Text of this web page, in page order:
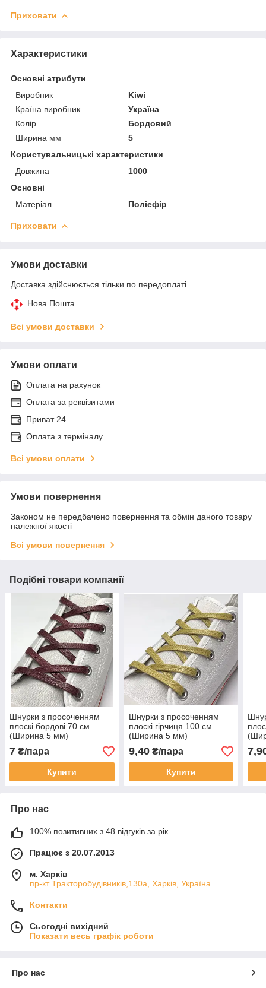
Приховати
Характеристики
Основні атрибути
Виробник
Kiwi
Країна виробник
Україна
Колір
Бордовий
Ширина мм
5
Користувальницькі характеристики
Довжина
1000
Основні
Матеріал
Поліефір
Приховати
Умови доставки
Доставка здійснюється тільки по передоплаті.
Нова Пошта
Всі умови доставки
Умови оплати
Оплата на рахунок
Оплата за реквізитами
Приват 24
Оплата з терміналу
Всі умови оплати
Умови повернення
Законом не передбачено повернення та обмін даного товару
належної якості
Всі умови повернення
Подібні товари компанії
Шнурки з просоченням
плоскі бордові 70 см
(Ширина 5 мм)
7 ₴/пара
Купити
Шнурки з просоченням
плоскі гірчиця 100 см
(Ширина 5 мм)
9,40₴/пара
Купити
Про нас
100% позитивних з 48 відгуків за рік
Працює з 20.07.2013
м. Харків
пр-кт Тракторобудівників,130а, Харків, Україна
Контакти
Сьогодні вихідний
Показати весь графік роботи
Про нас